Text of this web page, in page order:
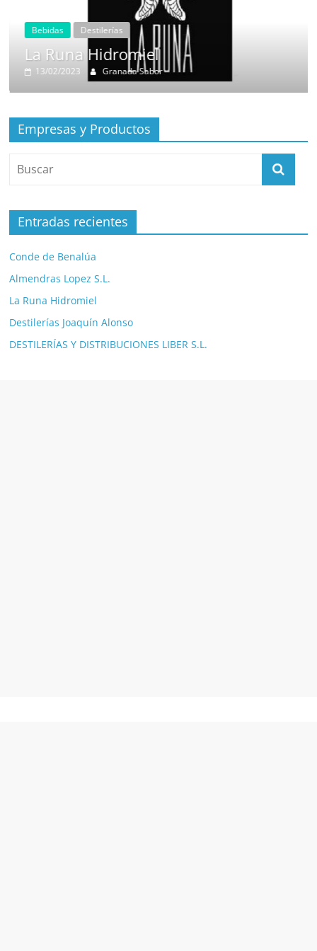
Bebidas Destilerías
La Runa Hidromiel
13/02/2023 Granada Sabor
Empresas y Productos
Entradas recientes
Conde de Benalúa
Almendras Lopez S.L.
La Runa Hidromiel
Destilerías Joaquín Alonso
DESTILERÍAS Y DISTRIBUCIONES LIBER S.L.